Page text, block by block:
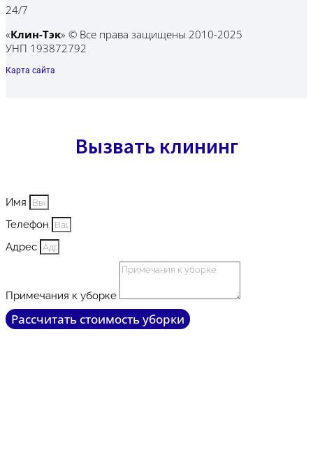
24/7
«Клин-Тэк» © Все права защищены 2010-2025
УНП 193872792
Карта сайта
Вызвать клининг
Имя
Телефон
Адрес
Примечания к уборке
Рассчитать стоимость уборки